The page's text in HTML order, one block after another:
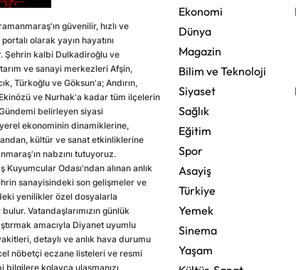
güvenilir, hızlı ve
olarak yayın hayatını
Şehrin kalbi Dulkadiroğlu ve
ve sanayi merkezleri Afşin,
Türkoğlu ve Göksun'a; Andırın,
ve Nurhak'a kadar tüm ilçelerin
belirleyen siyasi
ekonominin dinamiklerine,
kültür ve sanat etkinliklerine
nabzını tutuyoruz.
Kuyumcular Odası'ndan alınan anlık
sanayisindeki son gelişmeler ve
yenilikler özel dosyalarla
Vatandaşlarımızın günlük
amacıyla Diyanet uyumlu
detaylı ve anlık hava durumu
nöbetçi eczane listeleri ve resmi
bilgilere kolayca ulaşmanızı
Ekonomi
Dünya
Magazin
Bilim ve Teknoloji
Siyaset
Sağlık
Eğitim
Spor
Asayiş
Türkiye
Yemek
Sinema
Yaşam